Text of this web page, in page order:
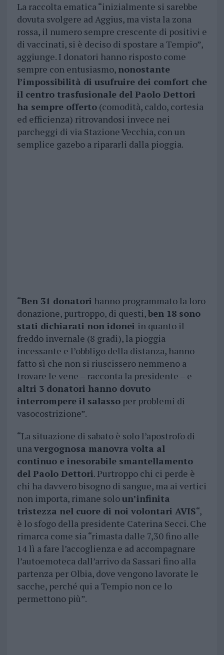
La raccolta ematica “inizialmente si sarebbe
dovuta svolgere ad Aggius, ma vista la zona
rossa, il numero sempre crescente di positivi e
di vaccinati, si è deciso di spostare a Tempio”,
aggiunge. I donatori hanno risposto come
sempre con entusiasmo, nonostante
l’impossibilità di usufruire dei comfort che
il centro trasfusionale del Paolo Dettori
ha sempre offerto(comodità, caldo, cortesia
ed efficienza) ritrovandosi invece nei
parcheggi di via Stazione Vecchia, con un
semplice gazebo a ripararli dalla pioggia.
“Ben 31 donatori hanno programmato la loro
donazione, purtroppo, di questi,ben 18 sono
stati dichiarati non idonei in quanto il
freddo invernale (8 gradi), la pioggia
incessante e l’obbligo della distanza, hanno
fatto sì che non si riuscissero nemmeno a
trovare le vene – racconta la presidente – e
altri 3 donatori hanno dovuto
interrompere il salassoper problemi di
vasocostrizione”.
“La situazione di sabato è solo l’apostrofo di
unavergognosa manovra volta al
continuo e inesorabile smantellamento
del Paolo Dettori. Purtroppo chi ci perde è
chi ha davvero bisogno di sangue, ma ai vertici
non importa, rimane soloun’infinita
tristezza nel cuore di noi volontari AVIS“,
è lo sfogo della presidente Caterina Secci. Che
rimarca come sia “rimasta dalle 7,30 fino alle
14 lì a fare l’accoglienza e ad accompagnare
l’autoemoteca dall’arrivo da Sassari fino alla
partenza per Olbia, dove vengono lavorate le
sacche, perché qui a Tempio non ce lo
permettono più”.